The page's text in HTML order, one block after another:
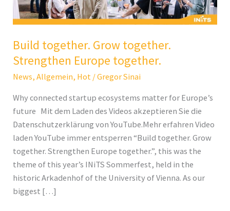
Build together. Grow together.
Strengthen Europe together.
News,Allgemein, Hot /Gregor Sinai
Why connected startup ecosystems matter for Europe’s
future Mit dem Laden des Videos akzeptieren Sie die
Datenschutzerklärung von YouTube.Mehr erfahren Video
laden YouTube immer entsperren “Build together. Grow
together. Strengthen Europe together.”, this was the
theme of this year’s INiTS Sommerfest, held in the
historic Arkadenhof of the University of Vienna. As our
biggest […]
together.